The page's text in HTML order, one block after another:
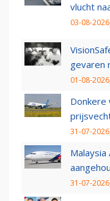
vlucht
03-08-
gevaren
01-08-
Donkere
31-07-
31-07-